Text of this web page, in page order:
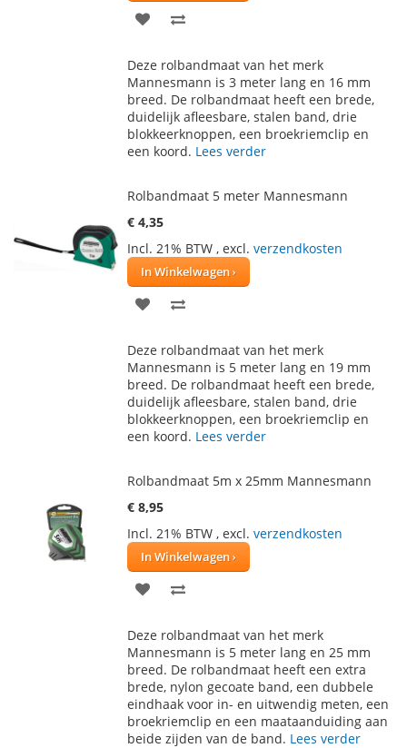
VOEG
AAN
VERLANGLIJST
TE
VERGELIJKEN
Deze rolbandmaat van het merk
Mannesmann is 3 meter lang en 16 mm
breed. De rolbandmaat heeft een brede,
duidelijk afleesbare, stalen band, drie
blokkeerknoppen, een broekriemclip en
een koord. Lees verder
Rolbandmaat 5 meter Mannesmann
€ 4,35
Incl. 21% BTW , excl. verzendkosten
In Winkelwagen
VOEG
AAN
VERLANGLIJST
TE
VERGELIJKEN
Deze rolbandmaat van het merk
Mannesmann is 5 meter lang en 19 mm
breed. De rolbandmaat heeft een brede,
duidelijk afleesbare, stalen band, drie
blokkeerknoppen, een broekriemclip en
een koord. Lees verder
Rolbandmaat 5m x 25mm Mannesmann
€ 8,95
Incl. 21% BTW , excl. verzendkosten
In Winkelwagen
VOEG
AAN
VERLANGLIJST
TE
VERGELIJKEN
Deze rolbandmaat van het merk
Mannesmann is 5 meter lang en 25 mm
breed. De rolbandmaat heeft een extra
brede, nylon gecoate band, een dubbele
eindhaak voor in- en uitwendig meten, een
broekriemclip en een maataanduiding aan
beide zijden van de band. Lees verder